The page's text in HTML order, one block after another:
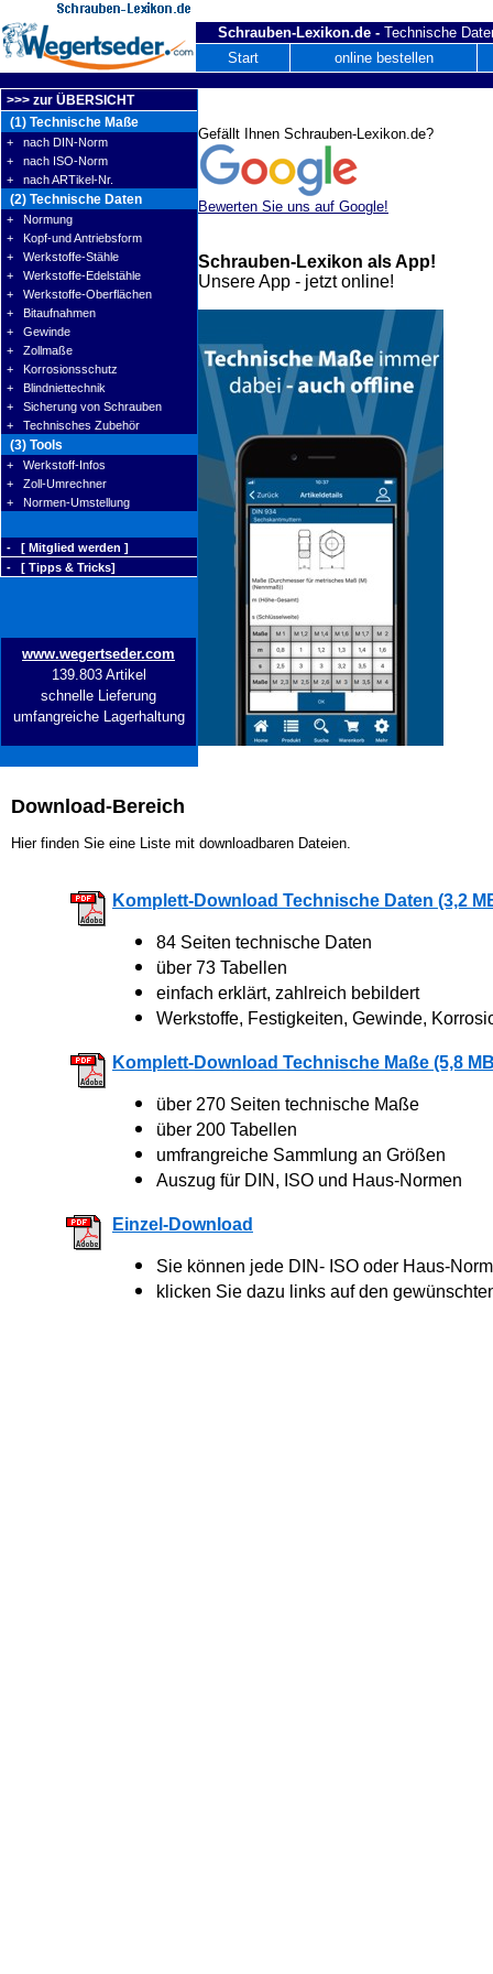
Schrauben-Lexikon.de - Technische
Start
online bestellen
>>> zur ÜBERSICHT
(1) Technische Maße
+ nach DIN-Norm
+ nach ISO-Norm
+ nach ARTikel-Nr.
(2) Technische Daten
+ Normung
+ Kopf-und Antriebsform
+ Werkstoffe-Stähle
+ Werkstoffe-Edelstähle
+ Werkstoffe-Oberflächen
+ Bitaufnahmen
+ Gewinde
+ Zollmaße
+ Korrosionsschutz
+ Blindniettechnik
+ Sicherung von Schrauben
+ Technisches Zubehör
(3) Tools
+ Werkstoff-Infos
+ Zoll-Umrechner
+ Normen-Umstellung
- [ Mitglied werden ]
- [ Tipps & Tricks]
www.wegertseder.com
139.803 Artikel
schnelle Lieferung
umfangreiche Lagerhaltung
Download-Bereich
Hier finden Sie eine Liste mit downloadbaren Dateien.
Komplett-Download Technische Daten (3,2
84 Seiten technische Daten
über 73 Tabellen
einfach erklärt, zahlreich bebildert
Werkstoffe, Festigkeiten, Gewinde,
Komplett-Download Technische Maße (5,8
über 270 Seiten technische Maße
über 200 Tabellen
umfrangreiche Sammlung an Größen
Auszug für DIN, ISO und Haus-Normen
Einzel-Download
Sie können jede DIN- ISO oder Haus-
klicken Sie dazu links auf den
Gefällt Ihnen Schrauben-Lexikon.de?
Bewerten Sie uns auf Google!
Schrauben-Lexikon als App!
Unsere App - jetzt online!